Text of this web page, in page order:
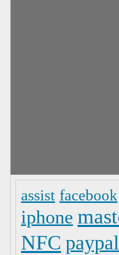
assist facebook
iphone
NFC paypal